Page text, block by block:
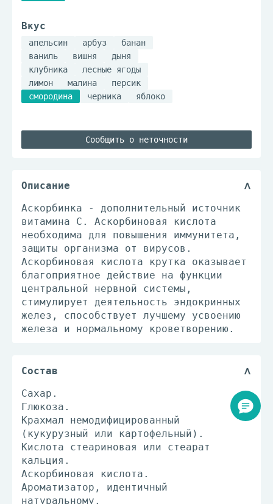
Вкус
апельсин арбуз
банан
ваниль
вишня
дыня
клубника
лесные ягоды
лимон
малина
персик
смородина
черника яблоко
Сообщить о неточности
Описание
Аскорбинка - дополнительный источник
витамина С. Аскорбиновая кислота
необходима для повышения иммунитета,
защиты организма от вирусов.
Аскорбиновая кислота крутка оказывает
благоприятное действие на функции
центральной нервной системы,
стимулирует деятельность эндокринных
желез, способствует лучшему усвоению
железа и нормальному кроветворению.
Состав
Сахар.
Глюкоза.
Крахмал немодифицированный
(кукурузный или картофельный).
Кислота стеариновая или стеарат
кальция.
Аскорбиновая кислота.
Ароматизатор, идентичный
натуральному.